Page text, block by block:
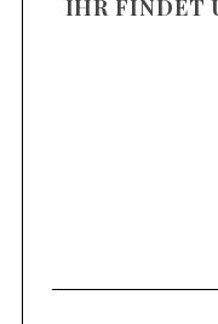
IHR FINDET